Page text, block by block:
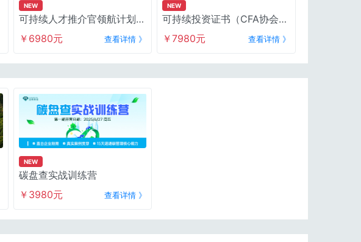
NEW
可持续人才推介官领航计划
【尊享班】
￥6980元 查看详情 》
NEW
可持续投资证书（CFA协会）
优享班-2026年版考纲
￥7980元 查看详情 》
NEW
碳盘查实战训练营
￥3980元
查看详情 》